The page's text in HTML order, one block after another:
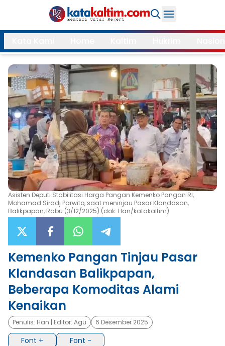
Daerah
Kukar
Samarinda
Bontang
Balikpapan
Kubar
Kutim
PPU
Mahulu
Paser
Berau
More
Internasional
Feature
Opini
Gaya
×
Search
Asisten Deputi Stabilitasi Harga Pangan Kemenko Pangan RI,
Mohamad Siradj Parwito, saat meninjau Pasar Klandasan,
Balikpapan, Rabu (3/12/2025) (dok: Han/katakaltim)
Kemenko Pangan Tinjau Pasar
Klandasan Balikpapan,
Beberapa Komoditas Alami
Kenaikan
Penulis: Han | Editor: Agu 6 Desember 2025
Font + Font -